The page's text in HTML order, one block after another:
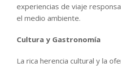
experiencias de viaje
el medio ambiente.
Cultura y Gastronomía
La rica herencia cultural y la